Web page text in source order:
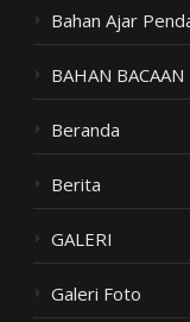
Bahan Ajar
BAHAN
Beranda
Berita
GALERI
Galeri Foto